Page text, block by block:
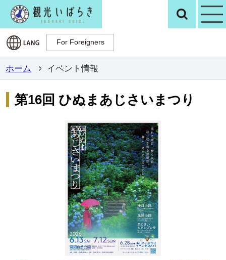
観光いばらき検
For Foreigners
For Foreigners
ホーム イベント情報
第16回 ひぬまあじさいまつり